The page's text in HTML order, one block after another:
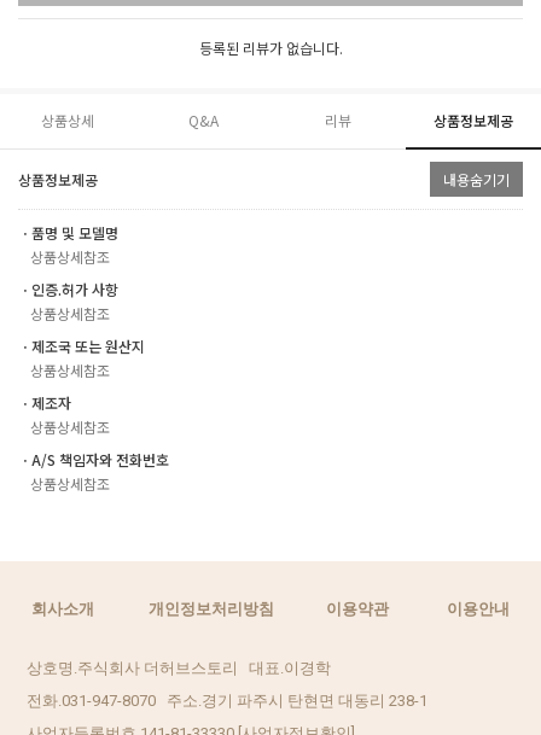
등록된 리뷰가 없습니다.
상품상세 Q&A 리뷰 상품정보제공
상품정보제공 내용숨기기
ㆍ품명 및 모델명
상품상세참조
ㆍ인증.허가 사항
상품상세참조
ㆍ제조국 또는 원산지
상품상세참조
ㆍ제조자
상품상세참조
ㆍA/S 책임자와 전화번호
상품상세참조
회사소개 개인정보처리방침 이용약관 이용안내
상호명.주식회사 더허브스토리 대표.이경학
전화.031-947-8070 주소.경기 파주시 탄현면 대동리 238-1